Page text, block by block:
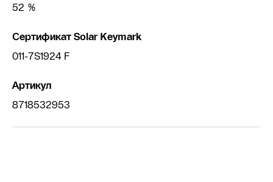
52 %
Сертификат Solar Keymark
011-7S1924 F
Артикул
8718532953